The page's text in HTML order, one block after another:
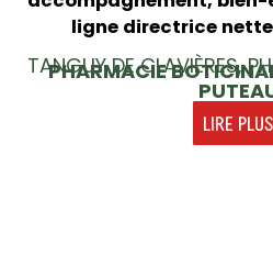
ligne directrice
TANGUY DE CLAVIÈRES,
PHARMACIE
LIRE PLUS